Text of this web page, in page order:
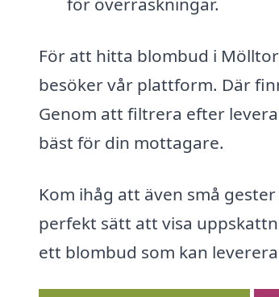
För att hitta blombud i
besöker vår plattform. Där
Genom att filtrera efter
bäst för din mottagare.
Kom ihåg att även små
perfekt sätt att visa
ett blombud som kan